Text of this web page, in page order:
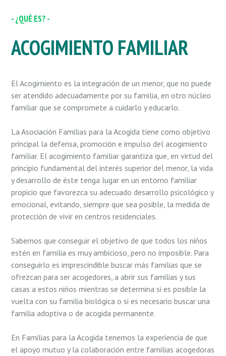
- ¿QUÉ ES? -
ACOGIMIENTO FAMILIAR
El Acogimiento es la integración de un menor, que no puede
ser atendido adecuadamente por su familia, en otro núcleo
familiar que se compromete a cuidarlo y educarlo.
La Asociación Familias para la Acogida tiene como objetivo
principal la defensa, promoción e impulso del acogimiento
familiar. El acogimiento familiar garantiza que, en virtud del
principio fundamental del interés superior del menor, la vida
y desarrollo de éste tenga lugar en un entorno familiar
propicio que favorezca su adecuado desarrollo psicológico y
emocional, evitando, siempre que sea posible, la medida de
protección de vivir en centros residenciales.
Sabemos que conseguir el objetivo de que todos los niños
estén en familia es muy ambicioso, pero no imposible. Para
conseguirlo es imprescindible buscar más familias que se
ofrezcan para ser acogedores, a abrir sus familias y sus
casas a estos niños mientras se determina si es posible la
vuelta con su familia biológica o si es necesario buscar una
familia adoptiva o de acogida permanente.
En Familias para la Acogida tenemos la experiencia de que
el apoyo mutuo y la colaboración entre familias acogedoras